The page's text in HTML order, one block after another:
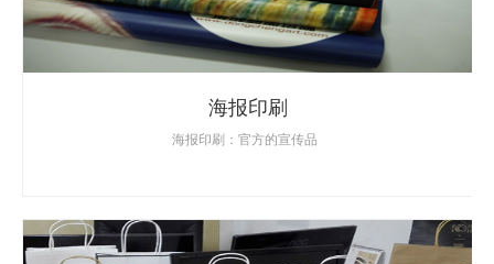
海报印刷
海报印刷：官方的宣传品